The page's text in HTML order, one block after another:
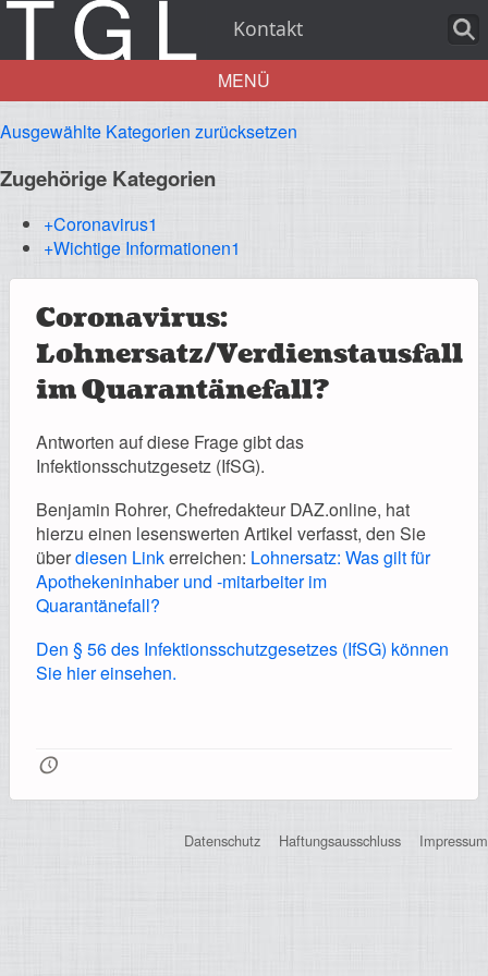
Kontakt
Aktuelles
Über uns
Leistungen
Registrierung
MENÜ
Ausgewählte Kategorien zurücksetzen
Zugehörige Kategorien
+Coronavirus1
+Wichtige Informationen1
Coronavirus:
Lohnersatz/Verdienstausfall
im Quarantänefall?
Antworten auf diese Frage gibt das
Infektionsschutzgesetz (IfSG).
Benjamin Rohrer, Chefredakteur DAZ.online, hat
hierzu einen lesenswerten Artikel verfasst, den Sie
überdiesen Linkerreichen: Lohnersatz: Was gilt für
Apothekeninhaber und -mitarbeiter im
Quarantänefall?
Den § 56 des Infektionsschutzgesetzes (IfSG) können
Sie hier einsehen.
🕔
Datenschutz Haftungsausschluss Impressum